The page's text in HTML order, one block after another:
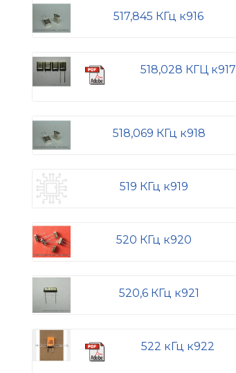
517,845 КГц к916
518,028 КГЦ к917
518,069 КГц к918
519 КГц к919
520 КГц к920
520,6 КГц к921
522 кГц к922